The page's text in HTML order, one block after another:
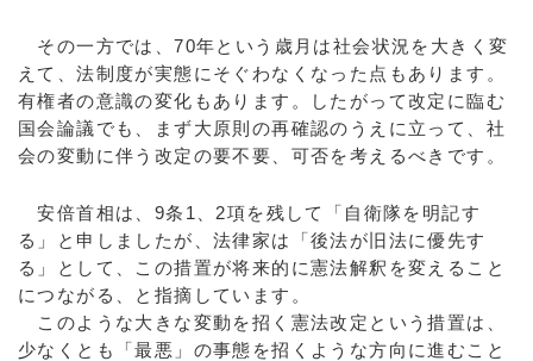
その一方では、70年という歳月は社会状況を大きく変
えて、法制度が実態にそぐわなくなった点もあります。
有権者の意識の変化もあります。したがって改定に臨む
国会論議でも、まず大原則の再確認のうえに立って、社
会の変動に伴う改定の要不要、可否を考えるべきです。
安倍首相は、9条1、2項を残して「自衛隊を明記す
る」と申しましたが、法律家は「後法が旧法に優先す
る」として、この措置が将来的に憲法解釈を変えること
につながる、と指摘しています。
このような大きな変動を招く憲法改定という措置は、
少なくとも「最悪」の事態を招くような方向に進むこと